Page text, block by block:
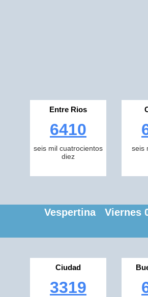
Entre Rios
6410
seis mil cuatrocientos
diez
seis
Vespertina Viernes
Ciudad
3319